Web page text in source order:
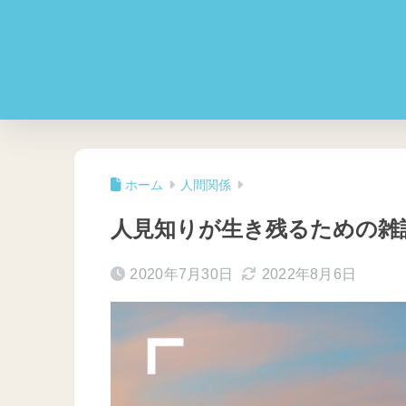
ホーム 人間関係
人見知りが生き残るための
2020年7月30日 2022年8月6日